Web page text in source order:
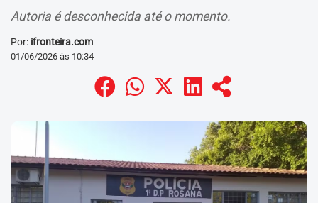
Autoria é desconhecida até o momento.
Por: ifronteira.com
01/06/2026 às 10:34